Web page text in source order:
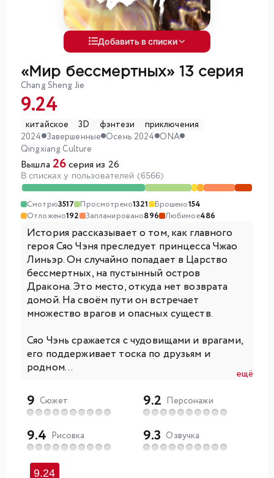
Добавить в списки
«Мир бессмертных» 13 серия
Chang Sheng Jie
9.24
китайское 3D фэнтези
приключения
2024 Завершенные Осень 2024 ONA
Qingxiang Culture
Вышла 26серия из 26
В списках у пользователей (6566)
Смотрю3517 Просмотрено1321 Брошено154
Отложено192 Запланировано896 Любимое486
История рассказывает о том, как главного
героя Сяо Чэня преследует принцесса Чжао
Линьэр. Он случайно попадает в Царство
бессмертных, на пустынный остров
Дракона. Это место, откуда нет возврата
домой. На своём пути он встречает
множество врагов и опасных существ.
Сяо Чэнь сражается с чудовищами и врагами,
его поддерживает тоска по друзьям и
родном...
ещё
9 Сюжет 9.2 Персонажи
9.4 Рисовка 9.3 Озвучка
9.24